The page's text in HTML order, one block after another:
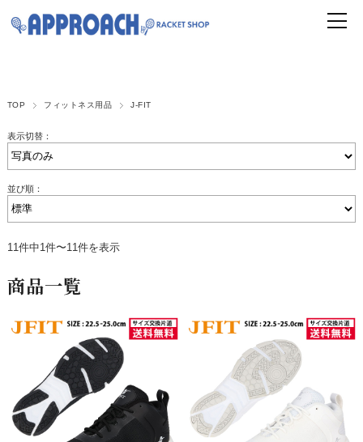
TOP フィットネス用品 J-FIT
表示切替：
並び順：
11件中1件〜11件を表示
商品一覧